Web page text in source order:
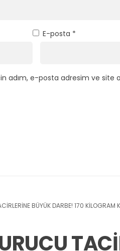
E-posta *
adım, e-posta adresim ve site
BÜYÜK DARBE! 170 KİLOGRAM